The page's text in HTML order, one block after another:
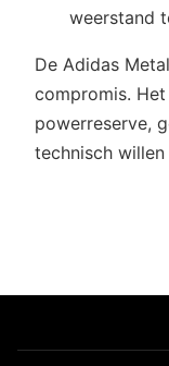
weerstand
De Adidas
compromis.
powerreserve,
technisch willen